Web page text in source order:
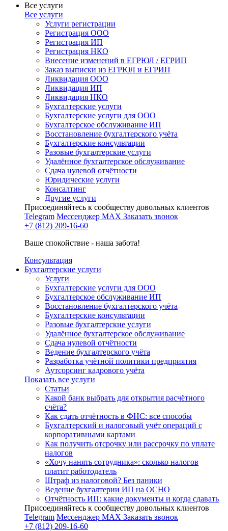
Все услуги
Все услуги
Услуги регистрации
Регистрация ООО
Регистрация ИП
Регистрация НКО
Внесение изменений в ЕГРЮЛ / ЕГРИП
Заказ выписки из ЕГРЮЛ и ЕГРИП
Ликвидация ООО
Ликвидация ИП
Ликвидация НКО
Бухгалтерские услуги
Бухгалтерские услуги для ООО
Бухгалтерское обслуживание ИП
Восстановление бухгалтерского учёта
Бухгалтерские консультации
Разовые бухгалтерские услуги
Удалённое бухгалтерское обслуживание
Сдача нулевой отчётности
Юридические услуги
Консалтинг
Другие услуги
Присоединяйтесь к сообществу довольных клиентов
Telegram Мессенджер MAX Заказать звонок
+7 (812) 209-16-60
Ваше спокойствие - наша забота!
Консультация
Бухгалтерские услуги
Услуги
Бухгалтерские услуги для ООО
Бухгалтерское обслуживание ИП
Восстановление бухгалтерского учёта
Бухгалтерские консультации
Разовые бухгалтерские услуги
Удалённое бухгалтерское обслуживание
Сдача нулевой отчётности
Ведение бухгалтерского учёта
Разработка учётной политики предприятия
Аутсорсинг кадрового учёта
Показать все услуги
Статьи
Какой банк выбрать для открытия расчётного
счёта?
Как сдать отчётность в ФНС: все способы
Бухгалтерский и налоговый учёт операций с
корпоративными картами
Как получить отсрочку или рассрочку по уплате
налогов
«Хочу нанять сотрудника»: сколько налогов
платит работодатель
Штраф из налоговой? Без паники
Ведение бухгалтерии ИП на ОСНО
Отчётность ИП: какие документы и когда сдавать
Присоединяйтесь к сообществу довольных клиентов
Telegram Мессенджер MAX Заказать звонок
+7 (812) 209-16-60